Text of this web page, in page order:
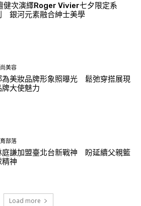
健次演繹Roger Vivier七夕限定系
銀河元素融合紳士美學
美容
為美妝品牌形象照曝光 鬆弛穿搭展現
牌大使魅力
部落
庭謙加盟臺北台新戰神 盼延續父親籃
精神
Load more